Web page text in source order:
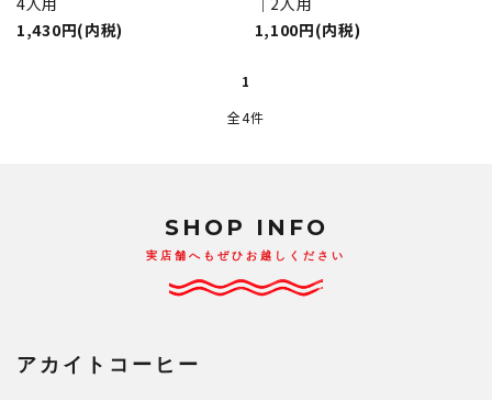
1,430円(内税)
1,100円(内税)
1
全4件
SHOP INFO
実店舗へもぜひお越しください
アカイトコーヒー